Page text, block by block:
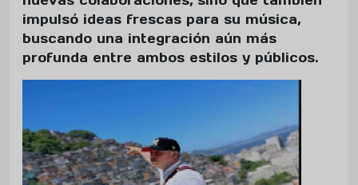
impulsó ideas frescas para su música,
buscando una integración aún más
profunda entre ambos estilos y públicos.